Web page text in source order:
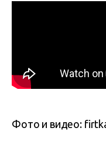
Фото и видео: